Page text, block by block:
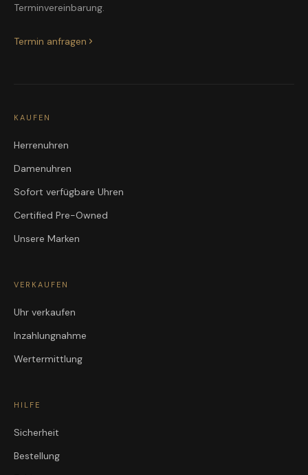
Terminvereinbarung.
Termin anfragen
KAUFEN
Herrenuhren
Damenuhren
Sofort verfügbare Uhren
Certified Pre-Owned
Unsere Marken
VERKAUFEN
Uhr verkaufen
Inzahlungnahme
Wertermittlung
HILFE
Sicherheit
Bestellung